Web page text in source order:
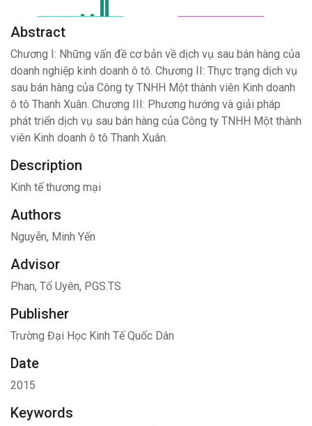
Abstract
Chương I: Những vấn đề cơ bản về dịch vụ sau bán hàng của
doanh nghiệp kinh doanh ô tô. Chương II: Thực trạng dịch vụ
sau bán hàng của Công ty TNHH Một thành viên Kinh doanh
ô tô Thanh Xuân. Chương III: Phương hướng và giải pháp
phát triển dịch vụ sau bán hàng của Công ty TNHH Một thành
viên Kinh doanh ô tô Thanh Xuân.
Description
Kinh tế thương mại
Authors
Nguyễn, Minh Yến
Advisor
Phan, Tố Uyên, PGS.TS
Publisher
Trường Đại Học Kinh Tế Quốc Dân
Date
2015
Keywords